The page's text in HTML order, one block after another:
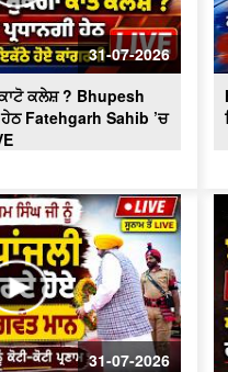
Massive Blast in Coal
ਮਜ਼ਦੂਰਾਂ ਦੀ ਮੌ.ਤ
31-07-2026
ਕਲੇਸ਼ ? Bhupesh
Fatehgarh Sahib ’ਚ
31-07-2026